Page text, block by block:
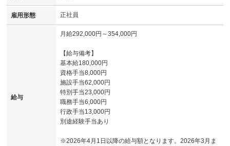
雇用形態 正社員
給与
月給292,000円～354,000円
【給与備考】
基本給180,000円
資格手当8,000円
施設手当62,000円
特別手当23,000円
職務手当6,000円
行政手当13,000円
別途経験手当あり
※2026年4月1日以降の給与額となります。2026年3月ま